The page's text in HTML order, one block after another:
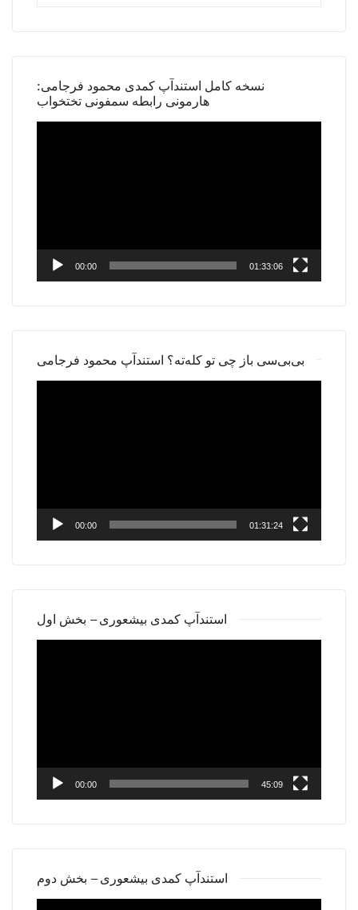
نسخه کامل استندآپ کمدی محمود فرجامی:
هارمونی رابطه سمفونی تختخواب
00:00 01:33:06
بی‌بی‌سی باز چی تو کله‌ته؟ استندآپ محمود فرجامی
00:00 01:31:24
استندآپ کمدی بیشعوری – بخش اول
00:00 45:09
استندآپ کمدی بیشعوری – بخش دوم